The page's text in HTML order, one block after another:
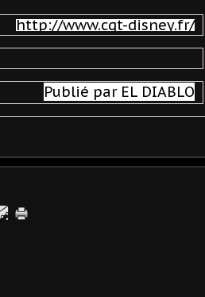
http://www.cgt-disney.fr/
Publié par EL DIABLO